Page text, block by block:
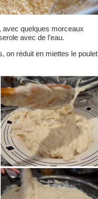
avec quelques morceaux
avec de l’eau.
on réduit en miettes le poulet